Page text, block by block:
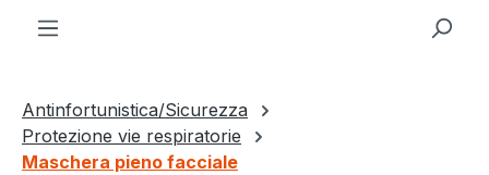
Antinfortunistica/Sicurezza
Protezione vie respiratorie
Maschera pieno facciale